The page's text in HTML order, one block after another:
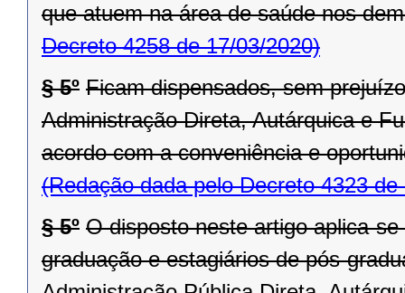
que atuem na área de saúde nos
Decreto 4258 de 17/03/2020)
§ 5º Ficam dispensados, sem
Administração Direta, Autárquica e
acordo com a conveniência e
(Redação dada pelo Decreto 4323 de
§ 5º O disposto neste artigo aplica-
graduação e estagiários de pós-